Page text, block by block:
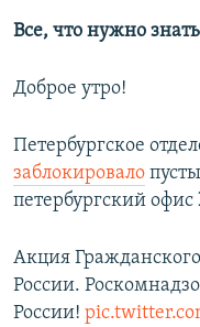
КАВКАЗ.РЕАЛИИ
РАСПИСАНИЕ
ПОДПИШИТЕСЬ НА
Все, что нужно
Доброе утро!
Петербургское
заблокировало
петербургский офис
Акция
России.
России!